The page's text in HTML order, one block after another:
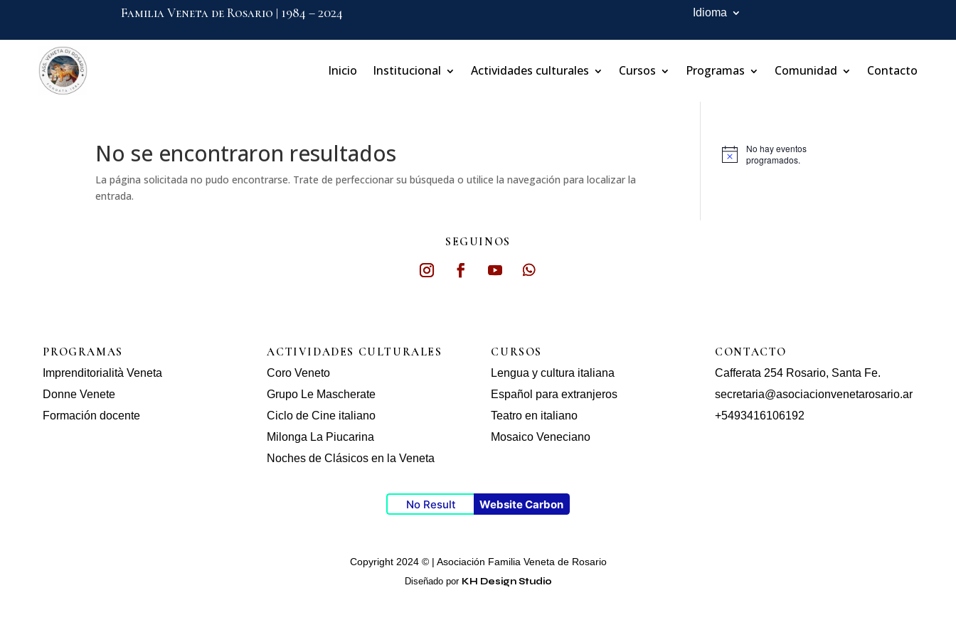
Familia Veneta de Rosario | 1984 – 2024 Idioma
Inicio Institucional Actividades culturales Cursos Programas Comunidad Contacto
No se encontraron resultados
La página solicitada no pudo encontrarse. Trate de perfeccionar su búsqueda o utilice la navegación para localizar la
entrada.
Aviso
No hay eventos
programados.
SEGUINOS
PROGRAMAS
Imprenditorialità Veneta
Donne Venete
Formación docente
ACTIVIDADES CULTURALES
Coro Veneto
Grupo Le Mascherate
Ciclo de Cine italiano
Milonga La Piucarina
Noches de Clásicos en la Veneta
CURSOS
Lengua y cultura italiana
Español para extranjeros
Teatro en italiano
Mosaico Veneciano
CONTACTO
Cafferata 254 Rosario, Santa Fe.
secretaria@asociacionvenetarosario.ar
+5493416106192
No Result Website Carbon
Copyright 2024 © | Asociación Familia Veneta de Rosario
Diseñado por KH Design Studio